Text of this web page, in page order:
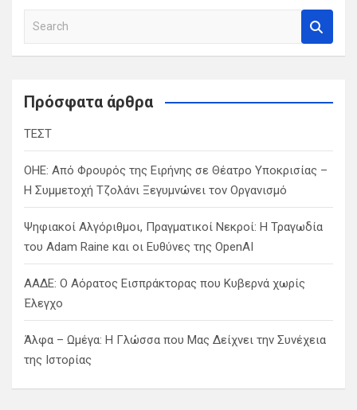
a
c
Πρόσφατα άρθρα
ΤΕΣΤ
ΟΗΕ: Από Φρουρός της Ειρήνης σε Θέατρο Υποκρισίας –
Η Συμμετοχή Τζολάνι Ξεγυμνώνει τον Οργανισμό
Ψηφιακοί Αλγόριθμοι, Πραγματικοί Νεκροί: Η Τραγωδία
του Adam Raine και οι Ευθύνες της OpenAI
ΑΑΔΕ: Ο Αόρατος Εισπράκτορας που Κυβερνά χωρίς
Έλεγχο
Άλφα – Ωμέγα: Η Γλώσσα που Μας Δείχνει την Συνέχεια
της Ιστορίας